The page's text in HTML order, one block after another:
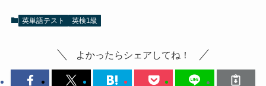
英単語テスト 英検1級
よかったらシェアしてね！